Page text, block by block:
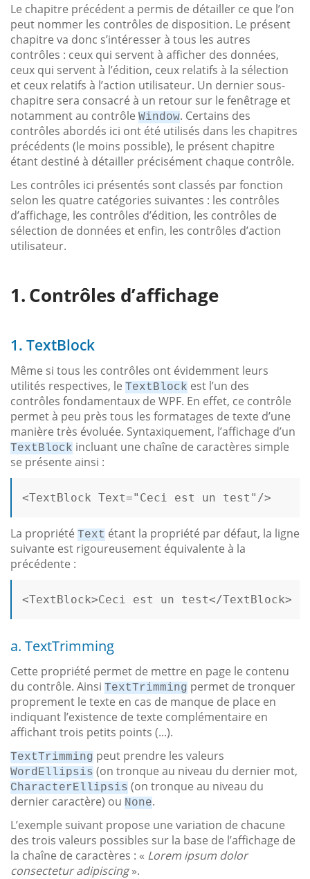
Le chapitre précédent a permis de détailler ce que l’on
peut nommer les contrôles de disposition. Le présent
chapitre va donc s’intéresser à tous les autres
contrôles : ceux qui servent à afficher des données,
ceux qui servent à l’édition, ceux relatifs à la sélection
et ceux relatifs à l’action utilisateur. Un dernier sous-
chapitre sera consacré à un retour sur le fenêtrage et
notamment au contrôle Window. Certains des
contrôles abordés ici ont été utilisés dans les chapitres
précédents (le moins possible), le présent chapitre
étant destiné à détailler précisément chaque contrôle.
Les contrôles ici présentés sont classés par fonction
selon les quatre catégories suivantes : les contrôles
d’affichage, les contrôles d’édition, les contrôles de
sélection de données et enfin, les contrôles d’action
utilisateur.
Contrôles d’affichage
1. TextBlock
Même si tous les contrôles ont évidemment leurs
utilités respectives, le TextBlock est l’un des
contrôles fondamentaux de WPF. En effet, ce contrôle
permet à peu près tous les formatages de texte d’une
manière très évoluée. Syntaxiquement, l’affichage d’un
TextBlock incluant une chaîne de caractères simple
se présente ainsi :
<TextBlock Text="Ceci est un test" />
La propriété Text étant la propriété par défaut, la ligne
suivante est rigoureusement équivalente à la
précédente :
<TextBlock>Ceci est un test</TextBlock>
a. TextTrimming
Cette propriété permet de mettre en page le contenu
du contrôle. Ainsi TextTrimming permet de tronquer
proprement le texte en cas de manque de place en
indiquant l’existence de texte complémentaire en
affichant trois petits points (...).
TextTrimming peut prendre les valeurs
WordEllipsis (on tronque au niveau du dernier mot,
CharacterEllipsis (on tronque au niveau du
dernier caractère) ou None.
L’exemple suivant propose une variation de chacune
des trois valeurs possibles sur la base de l’affichage de
la chaîne de caractères : « Lorem ipsum dolor
consectetur adipiscing».